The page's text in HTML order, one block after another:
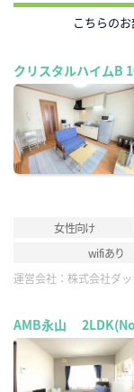
こちらの
クリスタルハイムB
女性向け
wifiあり
運営会社： 株式会社ダッ
AMB永山